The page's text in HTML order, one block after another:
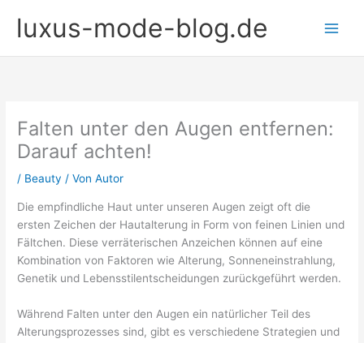
Inhaltluxus-mode-blog.de
Falten unter den Augen entfernen:
Darauf achten!
/ Beauty / VonAutor
Die empfindliche Haut unter unseren Augen zeigt oft die
ersten Zeichen der Hautalterung in Form von feinen Linien und
Fältchen. Diese verräterischen Anzeichen können auf eine
Kombination von Faktoren wie Alterung, Sonneneinstrahlung,
Genetik und Lebensstilentscheidungen zurückgeführt werden.
Während Falten unter den Augen ein natürlicher Teil des
Alterungsprozesses sind, gibt es verschiedene Strategien und